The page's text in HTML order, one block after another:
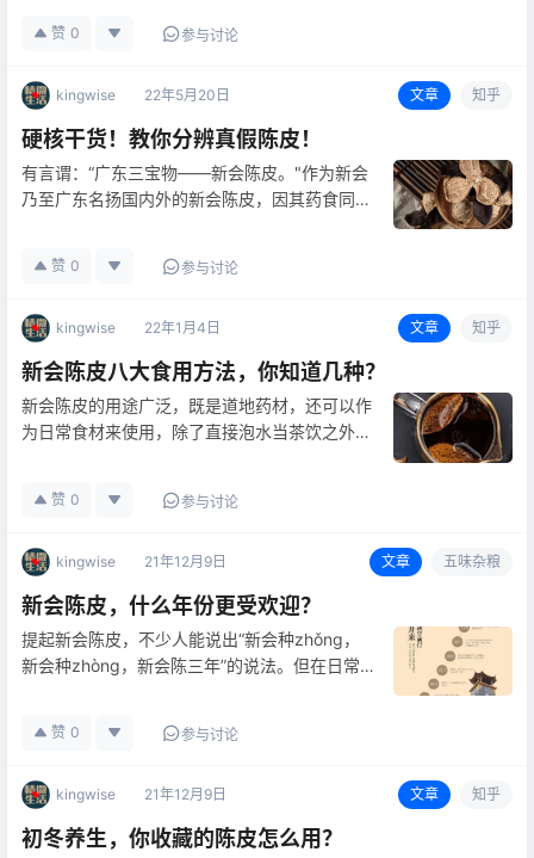
给。但疾病初愈，病邪尚有残留，此时“阳康”
赞 0 参与讨论
kingwise 22年5月20日 文章 知乎
硬核干货！教你分辨真假陈皮！
有言谓：“广东三宝物——新会陈皮。"作为新会
乃至广东名扬国内外的新会陈皮，因其药食同源
年份陈皮出售的现象似乎愈发严重。 …
赞 0 参与讨论
kingwise 22年1月4日 文章 知乎
新会陈皮八大食用方法，你知道几种？
新会陈皮的用途广泛，既是道地药材，还可以作
为日常食材来使用，除了直接泡水当茶饮之外，
细丁，然后将其收集起来，像盐、白糖一样的调
赞 0 参与讨论
kingwise 21年12月9日 文章 五味杂粮
新会陈皮，什么年份更受欢迎？
提起新会陈皮，不少人能说出“新会种zhǒng，
新会种zhòng，新会陈三年”的说法。但在日常
呢？ 01陈化时光而来的好口感三年的陈化，赋
赞 0 参与讨论
kingwise 21年12月9日 文章 知乎
初冬养生，你收藏的陈皮怎么用？